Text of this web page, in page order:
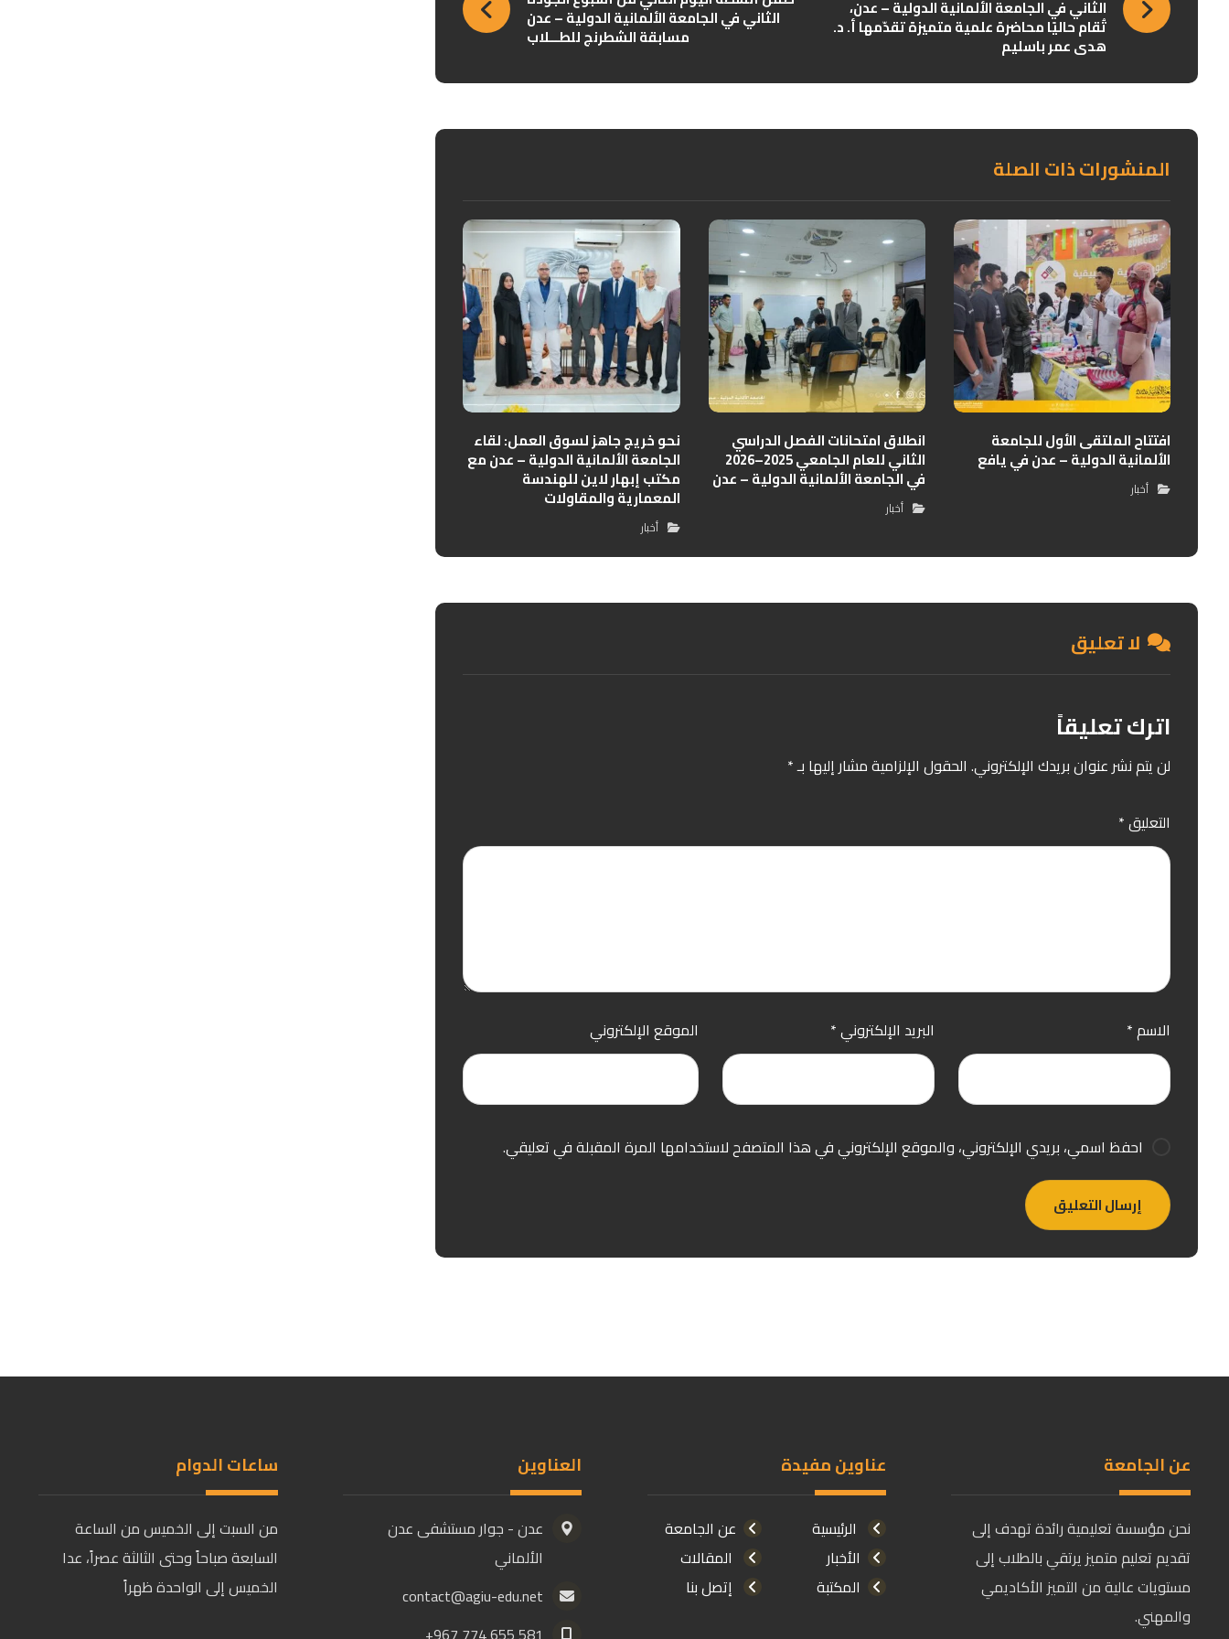
الثاني في الجامعة الألمانية الدولية – عدن،
تُقام حاليًا محاضرة علمية متميزة تقدّمها أ. د.
هدى عمر باسليم
الثاني في الجامعة الألمانية الدولية – عدن
مسابقة الشطرنج للطـــلاب
المنشورات ذات الصلة
افتتاح الملتقى الأول للجامعة
الألمانية الدولية – عدن في يافع
أخبار
انطلاق امتحانات الفصل الدراسي
الثاني للعام الجامعي 2025–2026
في الجامعة الألمانية الدولية – عدن
أخبار
نحو خريج جاهز لسوق العمل: لقاء
الجامعة الألمانية الدولية – عدن مع
مكتب إبهار لاين للهندسة
المعمارية والمقاولات
أخبار
لا تعليق
اترك تعليقاً
لن يتم نشر عنوان بريدك الإلكتروني. الحقول الإلزامية مشار إليها بـ*
التعليق*
الاسم* البريد الإلكتروني* الموقع الإلكتروني
احفظ اسمي، بريدي الإلكتروني، والموقع الإلكتروني في هذا المتصفح لاستخدامها المرة المقبلة في تعليقي.
إرسال التعليق
عن الجامعة
نحن مؤسسة تعليمية رائدة تهدف إلى
تقديم تعليم متميز يرتقي بالطلاب إلى
مستويات عالية من التميز الأكاديمي
والمهني.
عناوين مفيدة
الرئيسية
عن الجامعة
الأخبار
المقالات
المكتبة
إتصل بنا
العناوين
عدن - جوار مستشفى عدن
الألماني
contact@agiu-edu.net
ساعات الدوام
من السبت إلى الخميس من الساعة
السابعة صباحاً وحتى الثالثة عصراً، عدا
الخميس إلى الواحدة ظهراً